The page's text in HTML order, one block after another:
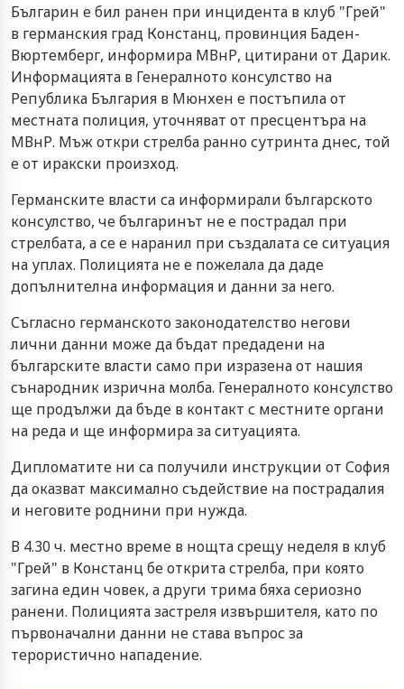
Българин е бил ранен при инцидента в клуб "Грей"
в германския град Констанц, провинция Баден-
Вюртемберг, информира МВнР, цитирани от Дарик.
Информацията в Генералното консулство на
Република България в Мюнхен е постъпила от
местната полиция, уточняват от пресцентъра на
МВнР. Мъж откри стрелба ранно сутринта днес, той
е от иракски произход.
Германските власти са информирали българското
консулство, че българинът не е пострадал при
стрелбата, а се е наранил при създалата се ситуация
на уплах. Полицията не е пожелала да даде
допълнителна информация и данни за него.
Съгласно германското законодателство негови
лични данни може да бъдат предадени на
българските власти само при изразена от нашия
сънародник изрична молба. Генералното консулство
ще продължи да бъде в контакт с местните органи
на реда и ще информира за ситуацията.
Дипломатите ни са получили инструкции от София
да оказват максимално съдействие на пострадалия
и неговите роднини при нужда.
В 4.30 ч. местно време в нощта срещу неделя в клуб
"Грей" в Констанц бе открита стрелба, при която
загина един човек, а други трима бяха сериозно
ранени. Полицията застреля извършителя, като по
първоначални данни не става въпрос за
терористично нападение.